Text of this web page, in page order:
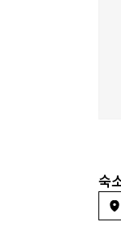
숙